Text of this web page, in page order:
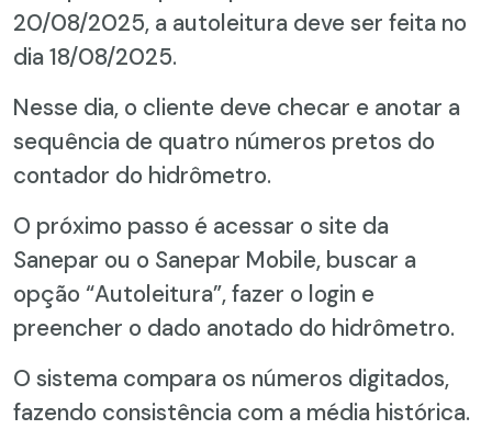
20/08/2025, a autoleitura deve ser feita no
dia 18/08/2025.
Nesse dia, o cliente deve checar e anotar a
sequência de quatro números pretos do
contador do hidrômetro.
O próximo passo é acessar o site da
Sanepar ou o Sanepar Mobile, buscar a
opção “Autoleitura”, fazer o login e
preencher o dado anotado do hidrômetro.
O sistema compara os números digitados,
fazendo consistência com a média histórica.